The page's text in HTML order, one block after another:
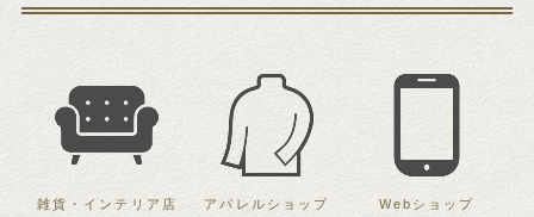
雑貨・インテリア店 アパレルショップ Webショップ